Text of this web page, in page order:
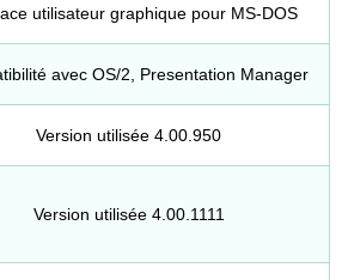
utilisateur graphique pour MS-DOS
avec OS/2, Presentation Manager
Version utilisée 4.00.950
Version utilisée 4.00.1111